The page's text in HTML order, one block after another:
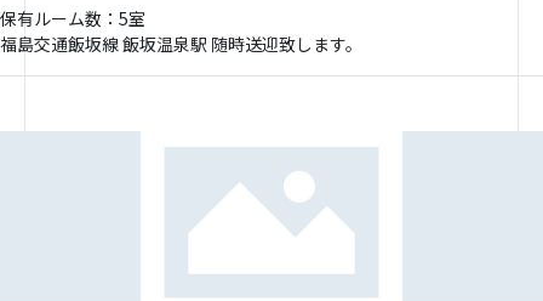
保有ルーム数：5室
福島交通飯坂線 飯坂温泉駅 随時送迎致します。